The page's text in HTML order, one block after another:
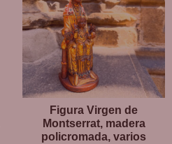
Figura Virgen de
Montserrat, madera
policromada, varios